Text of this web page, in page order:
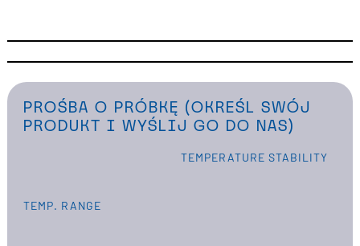
PROŚBA O PRÓBKĘ (OKREŚL SWÓJ
PRODUKT I WYŚLIJ GO DO NAS)
TEMPERATURE STABILITY
TEMP. RANGE